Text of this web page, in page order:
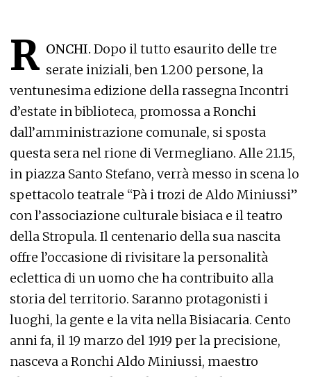
R ONCHI. Dopo il tutto esaurito delle tre
serate iniziali, ben 1.200 persone, la
ventunesima edizione della rassegna Incontri
d’estate in biblioteca, promossa a Ronchi
dall’amministrazione comunale, si sposta
questa sera nel rione di Vermegliano. Alle 21.15,
in piazza Santo Stefano, verrà messo in scena lo
spettacolo teatrale “Pà i trozi de Aldo Miniussi”
con l’associazione culturale bisiaca e il teatro
della Stropula. Il centenario della sua nascita
offre l’occasione di rivisitare la personalità
eclettica di un uomo che ha contribuito alla
storia del territorio. Saranno protagonisti i
luoghi, la gente e la vita nella Bisiacaria. Cento
anni fa, il 19 marzo del 1919 per la precisione,
nasceva a Ronchi Aldo Miniussi, maestro